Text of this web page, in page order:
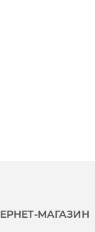
МАГАЗИН